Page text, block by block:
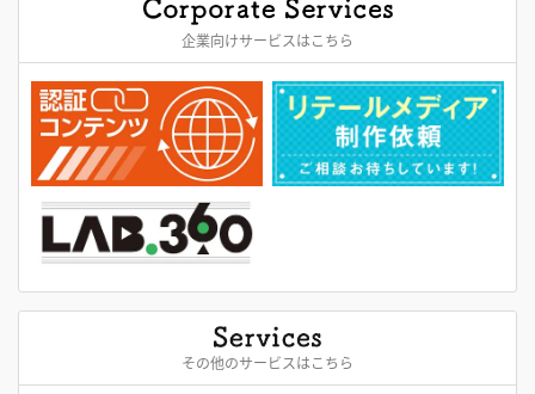
企業向けサービスはこちら
その他のサービスはこちら